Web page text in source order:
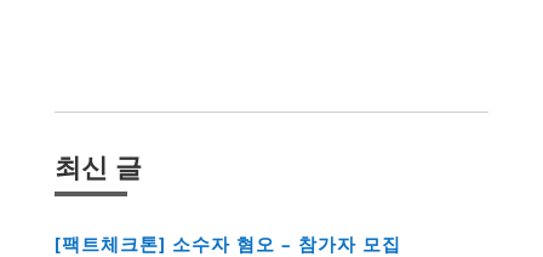
최신 글
[팩트체크톤] 소수자 혐오 – 참가자 모집